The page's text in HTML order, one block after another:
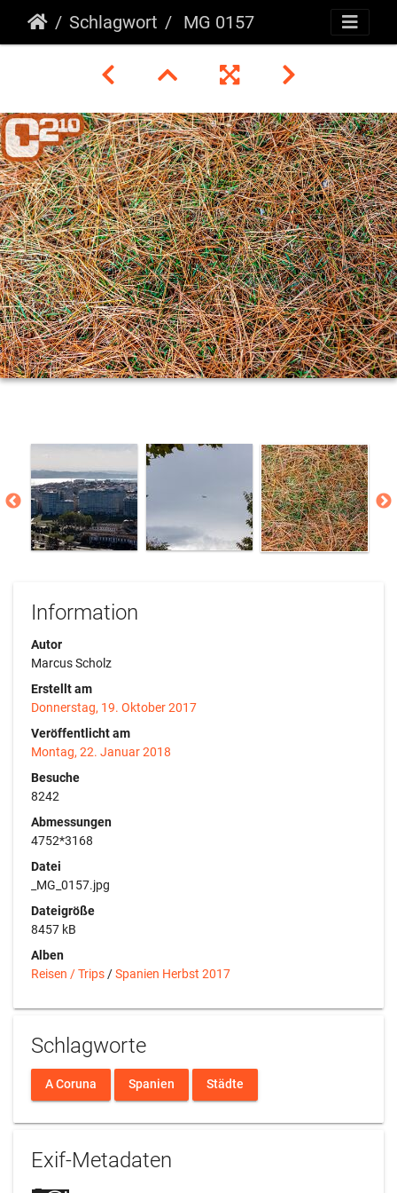
Schlagwort MG 0157
Information
Autor
Marcus Scholz
Erstellt am
Donnerstag, 19. Oktober 2017
Veröffentlicht am
Montag, 22. Januar 2018
Besuche
8242
Abmessungen
4752*3168
Datei
_MG_0157.jpg
Dateigröße
8457 kB
Alben
Reisen / Trips /Spanien Herbst 2017
Schlagworte
A Coruna Spanien Städte
Exif-Metadaten